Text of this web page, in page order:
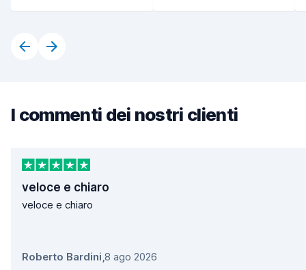
I commenti dei nostri clienti
veloce e chiaro
veloce e chiaro
Roberto Bardini,8 ago 2026